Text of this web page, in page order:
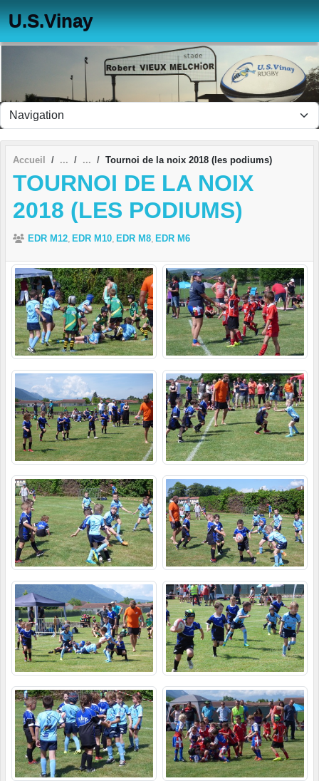
U.S.Vinay
Accueil Tournoi de la noix 2018 (les podiums)
TOURNOI DE LA NOIX
2018 (LES PODIUMS)
EDR M12 EDR M10 EDR M8 EDR M6